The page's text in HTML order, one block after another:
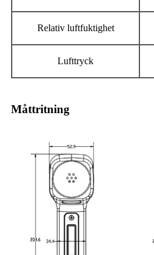
Relativ luftfuktighet
Lufttryck
Måttritning